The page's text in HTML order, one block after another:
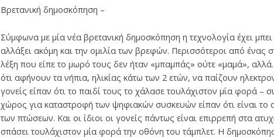
Βρετανική δημοσκόπηση –
Σύμφωνα με μία νέα βρετανική δημοσκόπηση η τεχνολογία έχει
αλλάξει ακόμη και την ομιλία των βρεφών. Περισσότεροι από ένας
λέξη που είπε το μωρό τους δεν ήταν «μπαμπάς» ούτε «μαμά»,
ότι αφήνουν τα νήπια, ηλικίας κάτω των 2 ετών, να παίζουν
γονείς είπαν ότι το παιδί τους το χάλασε τουλάχιστον μία φορά
χώρος για καταστροφή των ψηφιακών συσκευών είπαν ότι είναι το
των πτώσεων. Και οι ίδιοι οι γονείς πάντως είναι επιρρεπή στα
σπάσει τουλάχιστον μία φορά την οθόνη του τάμπλετ. Η